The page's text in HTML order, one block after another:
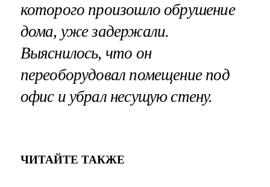
которого произошло обрушение
дома, уже задержали.
Выяснилось, что он
переоборудовал помещение под
офис и убрал несущую стену.
ЧИТАЙТЕ ТАКЖЕ